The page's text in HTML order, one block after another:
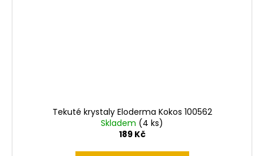
Tekuté krystaly Eloderma Kokos 100562
Skladem (4 ks)
189 Kč